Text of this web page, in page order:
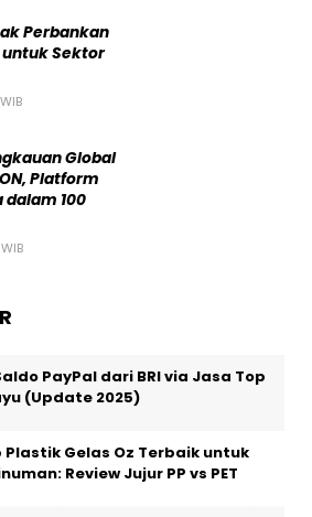
Perbankan
Sektor
Global
Platform
dalam 100
PayPal dari BRI via Jasa Top
(Update 2025)
Plastik Gelas Oz Terbaik untuk
Review Jujur PP vs PET